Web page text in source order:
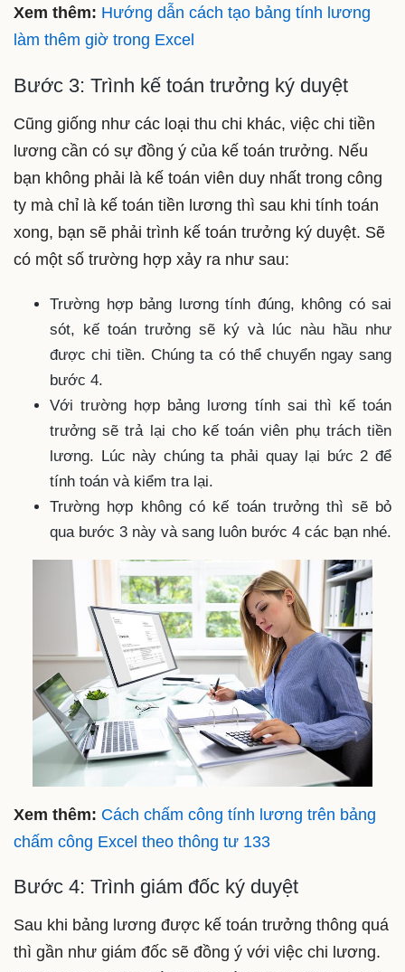
Xem thêm: Hướng dẫn cách tạo bảng tính lương
làm thêm giờ trong Excel
Bước 3: Trình kế toán trưởng ký duyệt
Cũng giống như các loại thu chi khác, việc chi tiền
lương cần có sự đồng ý của kế toán trưởng. Nếu
bạn không phải là kế toán viên duy nhất trong công
ty mà chỉ là kế toán tiền lương thì sau khi tính toán
xong, bạn sẽ phải trình kế toán trưởng ký duyệt. Sẽ
có một số trường hợp xảy ra như sau:
Trường hợp bảng lương tính đúng, không có sai
sót, kế toán trưởng sẽ ký và lúc nàu hầu như
được chi tiền. Chúng ta có thể chuyển ngay sang
bước 4.
Với trường hợp bảng lương tính sai thì kế toán
trưởng sẽ trả lại cho kế toán viên phụ trách tiền
lương. Lúc này chúng ta phải quay lại bức 2 để
tính toán và kiểm tra lại.
Trường hợp không có kế toán trưởng thì sẽ bỏ
qua bước 3 này và sang luôn bước 4 các bạn nhé.
Xem thêm: Cách chấm công tính lương trên bảng
chấm công Excel theo thông tư 133
Bước 4: Trình giám đốc ký duyệt
Sau khi bảng lương được kế toán trưởng thông quá
thì gần như giám đốc sẽ đồng ý với việc chi lương.